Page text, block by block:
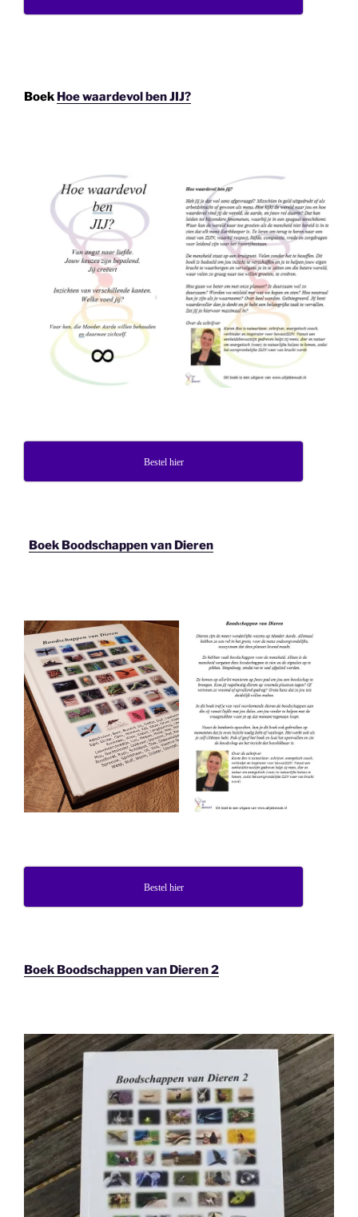
Boek Hoe waardevol ben JIJ?
Bestel hier
Boek Boodschappen van Dieren
Bestel hier
Boek Boodschappen van Dieren 2